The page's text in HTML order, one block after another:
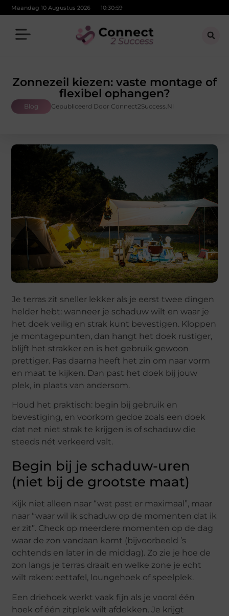
Maandag 10 Augustus 2026 10:31:01
Zonnezeil kiezen: vaste montage of
flexibel ophangen?
Blog Gepubliceerd Door Connect2Success.nl
Je terras zit sneller lekker als je eerst twee dingen
helder hebt: wanneer je schaduw wilt en waar je
het doek veilig en strak kunt bevestigen. Kloppen
je montagepunten, dan hangt het doek rustiger,
blijft het strakker en is het gebruik gewoon
prettiger. Pas daarna heeft het zin om naar vorm
en maat te kijken. Dan past het doek bij jouw
plek, in plaats van andersom.
Houd het praktisch: begin bij gebruik en
bevestiging, en voorkom gedoe zoals een doek
dat net niet strak te krijgen is of schaduw die
steeds nét verkeerd valt.
Begin bij je schaduw-uren
(niet bij de grootste maat)
Kijk niet alleen naar “wat past er maximaal”, maar
naar “waar wil ik schaduw op de momenten dat ik
er zit”. Check op meerdere momenten op de dag
waar de zon vandaan komt (bijvoorbeeld ’s
ochtends en later in de middag). Zo zie je hoe de
zon langs je terras draait en welke zone je echt
wilt raken: eettafel, loungehoek of speelplek.
Een driehoek werkt vaak fijn als je vooral één
hoek of één zitplek wilt afdekken. Je krijgt